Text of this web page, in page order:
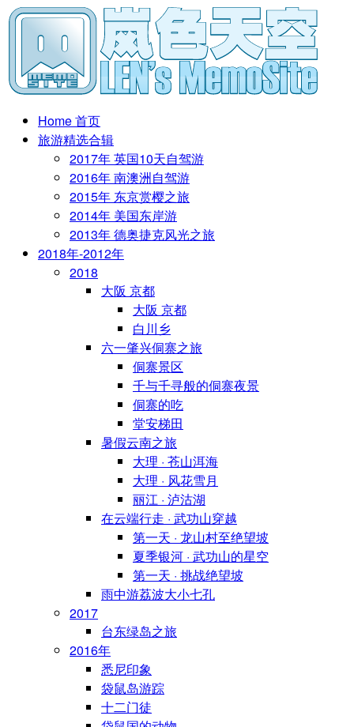
Home 首页
旅游精选合辑
2017年 英国10天自驾游
2016年 南澳洲自驾游
2015年 东京赏樱之旅
2014年 美国东岸游
2013年 德奥捷克风光之旅
2018年-2012年
2018
大阪 京都
大阪 京都
白川乡
六一肇兴侗寨之旅
侗寨景区
千与千寻般的侗寨夜景
侗寨的吃
堂安梯田
暑假云南之旅
大理 · 苍山洱海
大理 · 风花雪月
丽江 · 泸沽湖
在云端行走 · 武功山穿越
第一天 · 龙山村至绝望坡
夏季银河 · 武功山的星空
第一天 · 挑战绝望坡
雨中游荔波大小七孔
2017
台东绿岛之旅
2016年
悉尼印象
袋鼠岛游踪
十二门徒